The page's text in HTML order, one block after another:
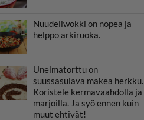
Nuudeliwokki on nopea ja
helppo arkiruoka.
Unelmatorttu on
suussasulava makea herkku.
Koristele kermavaahdolla ja
marjoilla. Ja syö ennen kuin
muut ehtivät!